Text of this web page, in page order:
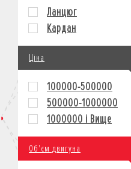
Ланцюг
Кардан
Ціна
100000-500000
500000-1000000
1000000 і Вище
Об'єм двигуна